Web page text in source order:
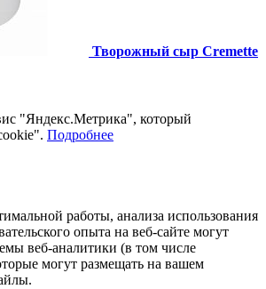
Творожный сыр Cremette
"Яндекс.Метрика", который
Подробнее
работы, анализа использования
опыта на веб-сайте могут
веб-аналитики (в том числе
могут размещать на вашем